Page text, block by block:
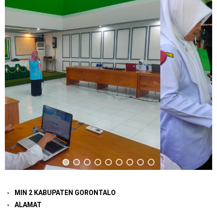
MIN 2 KABUPATEN GORONTALO
ALAMAT